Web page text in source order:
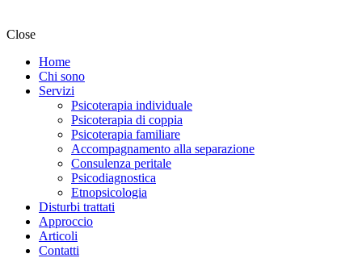
Close
Home
Chi sono
Servizi
Psicoterapia individuale
Psicoterapia di coppia
Psicoterapia familiare
Accompagnamento alla separazione
Consulenza peritale
Psicodiagnostica
Etnopsicologia
Disturbi trattati
Approccio
Articoli
Contatti